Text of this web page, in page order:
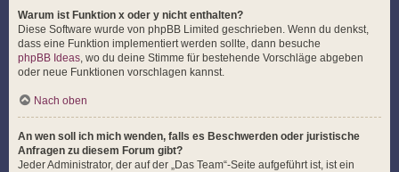
Warum ist Funktion x oder y nicht enthalten?
Diese Software wurde von phpBB Limited geschrieben. Wenn du denkst,
dass eine Funktion implementiert werden sollte, dann besuche
phpBB Ideas, wo du deine Stimme für bestehende Vorschläge abgeben
oder neue Funktionen vorschlagen kannst.
Nach oben
An wen soll ich mich wenden, falls es Beschwerden oder juristische
Anfragen zu diesem Forum gibt?
Jeder Administrator, der auf der „Das Team“-Seite aufgeführt ist, ist ein